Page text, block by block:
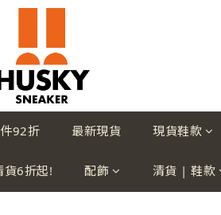
92折 最新現貨 現貨鞋款
貨6折起! 配飾 清貨 | 鞋款